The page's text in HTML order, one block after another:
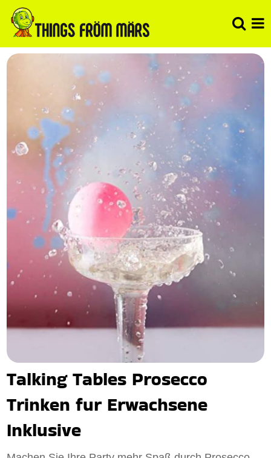
Talking Tables Prosecco
Trinken fur Erwachsene
Inklusive